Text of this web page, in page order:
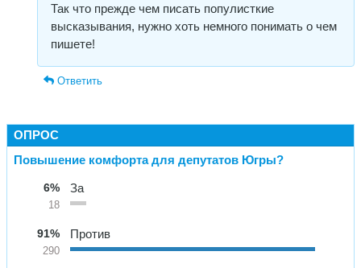
Так что прежде чем писать популисткие
высказывания, нужно хоть немного понимать о чем
пишете!
Ответить
ОПРОС
Повышение комфорта для депутатов Югры?
6%
18
За
91%
290
Против